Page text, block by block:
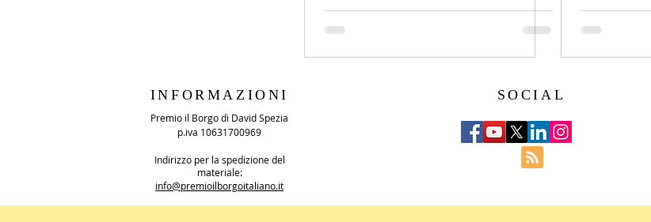
INFORMAZIONI
Premio il Borgo di David Spezia
p.iva 10631700969
Indirizzo per la spedizione del
materiale:
info@premioilborgoitaliano.it
SOCIAL